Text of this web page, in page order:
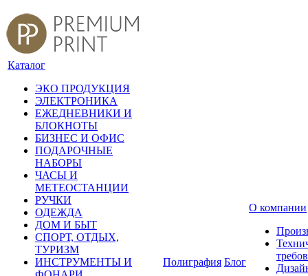
Каталог
ЭКО ПРОДУКЦИЯ
ЭЛЕКТРОНИКА
ЕЖЕДНЕВНИКИ И
БЛОКНОТЫ
БИЗНЕС И ОФИС
ПОДАРОЧНЫЕ
НАБОРЫ
ЧАСЫ И
МЕТЕОСТАНЦИИ
РУЧКИ
ОДЕЖДА
ДОМ И БЫТ
СПОРТ, ОТДЫХ,
ТУРИЗМ
ИНСТРУМЕНТЫ И
Полиграфия Блог
О компании